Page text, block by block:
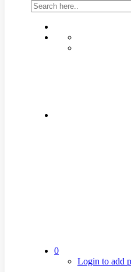
0
Login to add